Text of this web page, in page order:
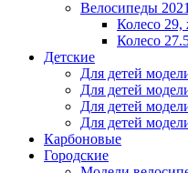
Велосипеды
Колесо 29,
Колесо
Детские
Для детей
Для детей
Для детей
Для детей
Карбоновые
Городские